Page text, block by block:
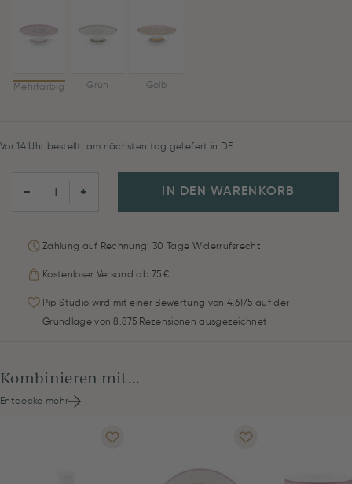
Mehrfarbig Grün Gelb
Vor 14 Uhr bestellt, am nächsten tag geliefert in DE
− + IN DEN WARENKORB
Zahlung auf Rechnung: 30 Tage Widerrufsrecht
Kostenloser Versand ab 75 €
Pip Studio wird mit einer Bewertung von 4.61/5 auf der
Grundlage von 8.875 Rezensionen ausgezeichnet
Kombinieren mit...
Entdecke mehr